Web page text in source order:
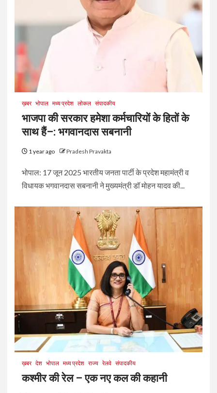
ख़बर भोपाल मध्य प्रदेश लोकल संपादकीय
भाजपा की सरकार हमेशा कर्मचारियों के हितों के
साथ हैं–: भगवानदास सबनानी
1 year ago Pradesh Pravakta
भोपाल: 17 जून 2025 भारतीय जनता पार्टी के प्रदेश महामंत्री व
विधायक भगवानदास सबनानी ने मुख्यमंत्री डॉ मोहन यादव की...
ख़बर देश भोपाल मध्य प्रदेश राज्य रेलवे संपादकीय
कश्मीर की रेल – एक नए कल की कहानी